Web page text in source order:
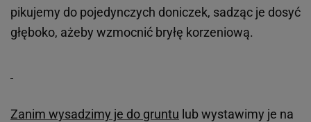
pikujemy do pojedynczych doniczek, sadząc je dosyć
głęboko, ażeby wzmocnić bryłę korzeniową.
Zanim wysadzimy je do gruntu lub wystawimy je na